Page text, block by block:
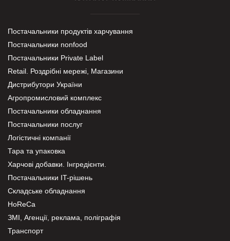
Постачальники продуктів харчування
Постачальники nonfood
Постачальники Private Label
Retail. Роздрібні мережі, Магазини
Дистрибутори України
Агропромисловий комплекс
Постачальники обладнання
Постачальники послуг
Логістичні компанії
Тара та упаковка
Харчові добавки. Інгредієнти.
Постачальники IT-рішень
Складське обладнання
HoReCa
ЗМІ, Агенції, реклама, поліграфія
Транспорт